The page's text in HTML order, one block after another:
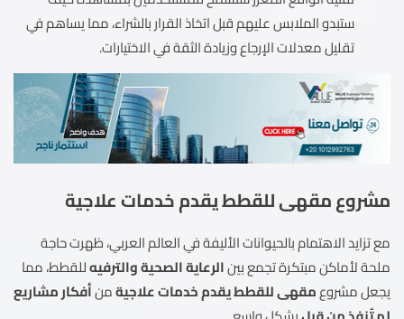
ستبدو الملابس عليهم قبل اتخاذ القرار بالشراء، مما يساهم في
تقليل معدلات الإرجاع وزيادة الثقة في الاختيارات.
مشروع مقهى للقطط يقدم خدمات علاجية
مع تزايد الاهتمام بالحيوانات الأليفة في العالم العربي، ظهرت حاجة
ملحة لأماكن مبتكرة تجمع بينالرعاية الصحية والترفيهللقطط، مما
يجعل مشروعمقهى للقطط يقدم خدمات علاجيةمنأفكار مشاريع